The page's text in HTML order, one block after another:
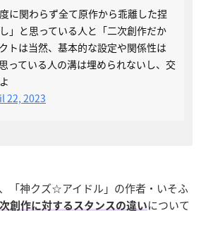
に関わらず全て原作から乖離した捏
」と思っている人と「二次創作だか
トは当然、基本的な設定や関係性は
っている人の溝は埋められないし、交
22, 2023
「神クズ☆アイドル」の作者・いそふ
創作に対するスタンスの違い について